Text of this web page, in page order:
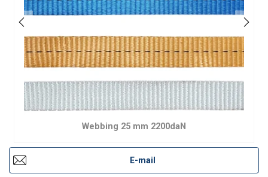
Webbing 25 mm 2200daN
E-mail